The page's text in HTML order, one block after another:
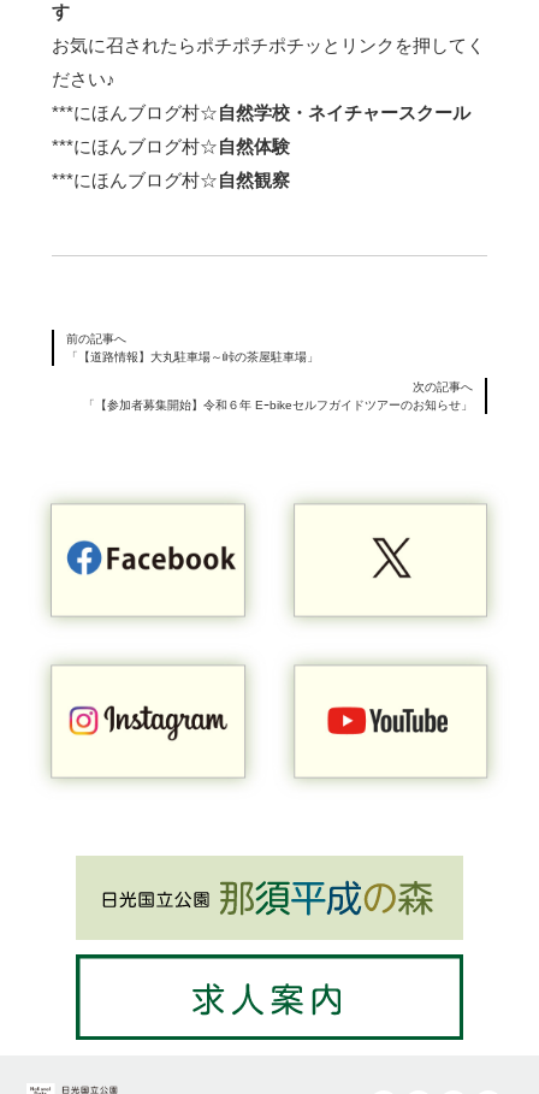
す
お気に召されたらポチポチポチッとリンクを押してく
ださい♪
***にほんブログ村☆自然学校・ネイチャースクール
***にほんブログ村☆自然体験
***にほんブログ村☆自然観察
前の記事へ
「【道路情報】大丸駐車場～峠の茶屋駐車場」
次の記事へ
「【参加者募集開始】令和６年 Eｰbikeセルフガイドツアーのお知らせ」